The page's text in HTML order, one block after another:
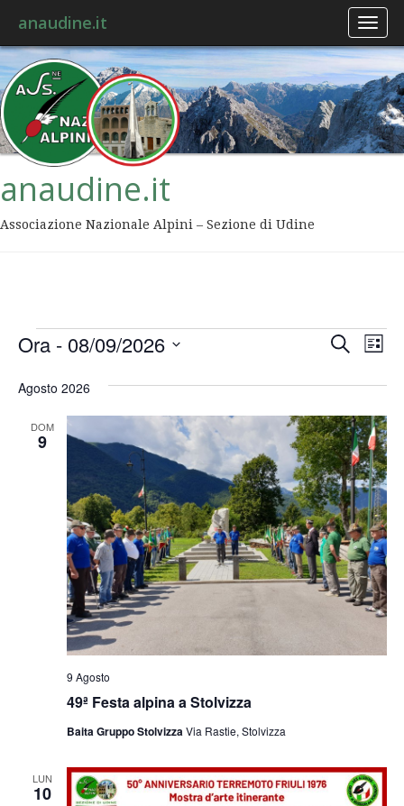
anaudine.it
anaudine.it
Associazione Nazionale Alpini – Sezione di Udine
viste
Cerca
Lista
Ora - 08/09/2026
la
Agosto 2026
DOM
9
49ª Festa alpina a Stolvizza
9 Agosto
Baita Gruppo StolvizzaVia Rastie, Stolvizza
LUN
10